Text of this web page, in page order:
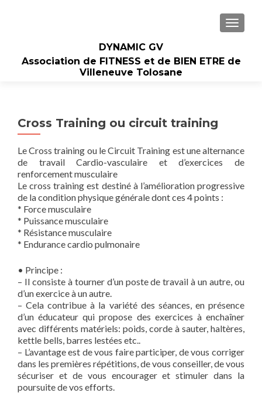
DYNAMIC GV
Association de FITNESS et de BIEN ETRE de
Villeneuve Tolosane
Cross Training ou circuit training
Le Cross training ou le Circuit Training est une alternance
de travail Cardio-vasculaire et d’exercices de
renforcement musculaire
Le cross training est destiné à l’amélioration progressive
de la condition physique générale dont ces 4 points :
* Force musculaire
* Puissance musculaire
* Résistance musculaire
* Endurance cardio pulmonaire
• Principe :
– Il consiste à tourner d’un poste de travail à un autre, ou
d’un exercice à un autre.
– Cela contribue à la variété des séances, en présence
d’un éducateur qui propose des exercices à enchaîner
avec différents matériels: poids, corde à sauter, haltères,
kettle bells, barres lestées etc..
– L’avantage est de vous faire participer, de vous corriger
dans les premières répétitions, de vous conseiller, de vous
sécuriser et de vous encourager et stimuler dans la
poursuite de vos efforts.